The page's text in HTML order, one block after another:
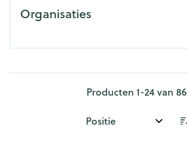
Organisaties
Producten 1-24van 86
Sorteer op: